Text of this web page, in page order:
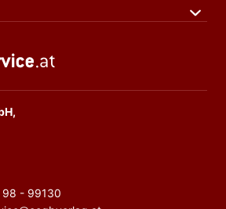
98 - 99130